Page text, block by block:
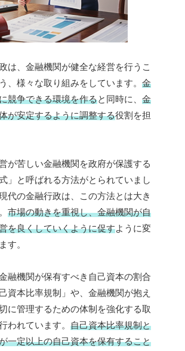
は、金融機関が健全な経営を行うこ
、様々な取り組みをしています。 金
競争できる環境を作ると同時に、 金
が安定するように調整する役割を担
が苦しい金融機関を政府が保護する
」と呼ばれる方法がとられていまし
代の金融行政は、この方法とは大き
市場の動きを重視し、金融機関が自
を良くしていくように促すように変
す。
融機関が保有すべき自己資本の割合
資本比率規制」や、金融機関が抱え
に管理するための体制を強化する取
われています。 自己資本比率規制と
一定以上の自己資本を保有すること